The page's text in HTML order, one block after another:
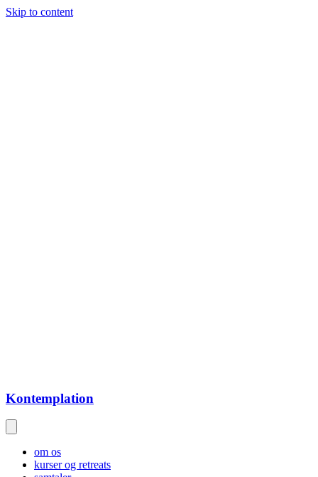
Skip to content
Kontemplation
om os
kurser og retreats